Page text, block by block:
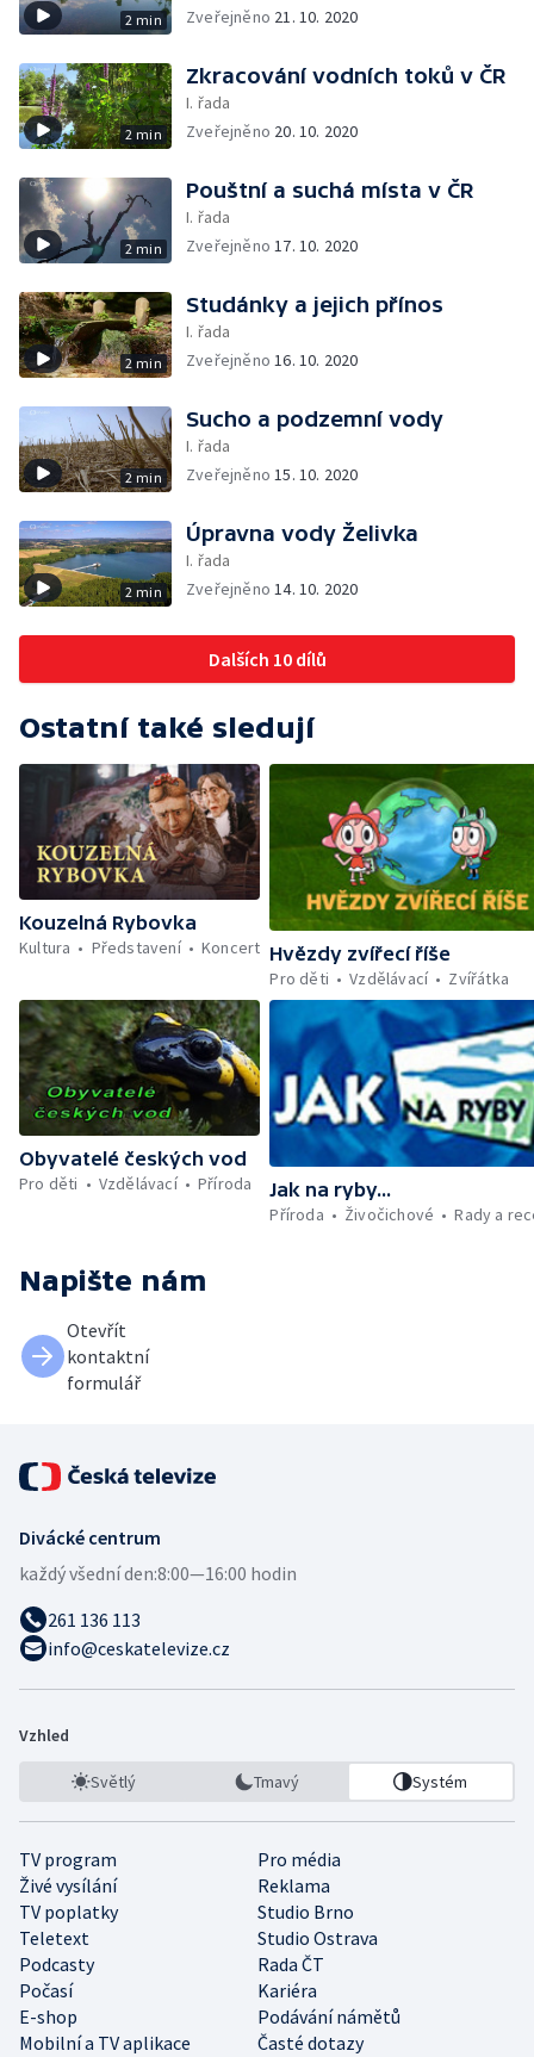
2 min
Zveřejněno 21. 10. 2020
2 min
Zkracování vodních toků v ČR
I. řada
Zveřejněno 20. 10. 2020
2 min
Pouštní a suchá místa v ČR
I. řada
Zveřejněno17. 10. 2020
2 min
Studánky a jejich přínos
I. řada
Zveřejněno16. 10. 2020
2 min
Sucho a podzemní vody
I. řada
Zveřejněno15. 10. 2020
2 min
Úpravna vody Želivka
I. řada
Zveřejněno14. 10. 2020
Dalších 10 dílů
Ostatní také sledují
Kouzelná Rybovka
Kultura
Představení Koncert Hvězdy zvířecí říše
Pro děti
Vzdělávací Zvířátka
Obyvatelé českých vod
Pro děti
Vzdělávací Příroda
Jak na ryby...
Příroda
Živočichové Rady a
Napište nám
Otevřít
kontaktní
formulář
Divácké centrum
každý všední den:8:00—16:00 hodin
261 136 113
info@ceskatelevize.cz
Vzhled
Světlý Tmavý Systém
TV program
Pro média
Živé vysílání
Reklama
TV poplatky
Studio Brno
Teletext
Studio Ostrava
Podcasty
Rada ČT
Počasí
Kariéra
E-shop
Podávání námětů
Mobilní a TV aplikace
Časté dotazy